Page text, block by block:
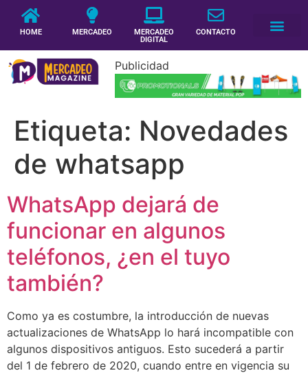
HOME MERCADEO
MERCADEO
DIGITAL
CONTACTO
Publicidad
Etiqueta: Novedades
de whatsapp
WhatsApp dejará de
funcionar en algunos
teléfonos, ¿en el tuyo
también?
Como ya es costumbre, la introducción de nuevas
actualizaciones de WhatsApp lo hará incompatible con
algunos dispositivos antiguos. Esto sucederá a partir
del 1 de febrero de 2020, cuando entre en vigencia su